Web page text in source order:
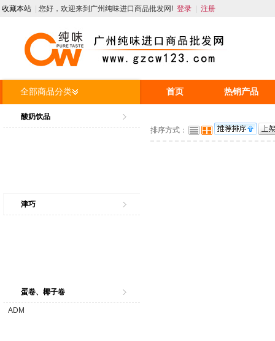
收藏本站 您好，欢迎来到广州纯味进口商品批发网! 登录 注册
全部商品分类
酸奶饮品
津巧
蛋卷、椰子卷
ADM
首页 热销产品
排序方式：